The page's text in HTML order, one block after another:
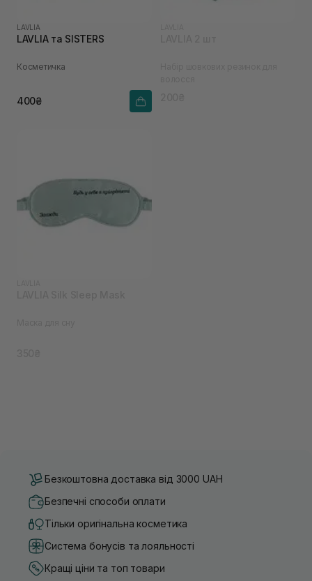
LAVLIA
LAVLIA та SISTERS
Косметичка
400₴
Безкоштовна доставка від 3000 UAH
Безпечні способи оплати
Тільки оригінальна косметика
Система бонусів та лояльності
Кращі ціни та топ товари